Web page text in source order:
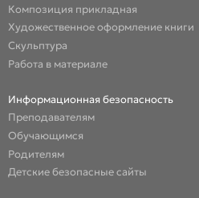
Композиция прикладная
Художественное оформление книги
Скульптура
Работа в материале
Информационная безопасность
Преподавателям
Обучающимся
Родителям
Детские безопасные сайты